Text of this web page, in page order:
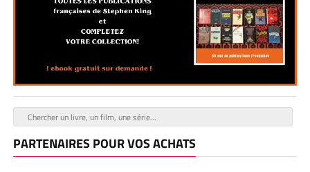
PARTENAIRES POUR VOS ACHATS